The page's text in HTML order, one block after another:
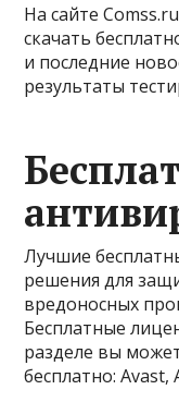
На сайте
скачать
и последние
результаты
Лучшие
решения для
вредоносных
Бесплатные
разделе вы
бесплатно: Avast,